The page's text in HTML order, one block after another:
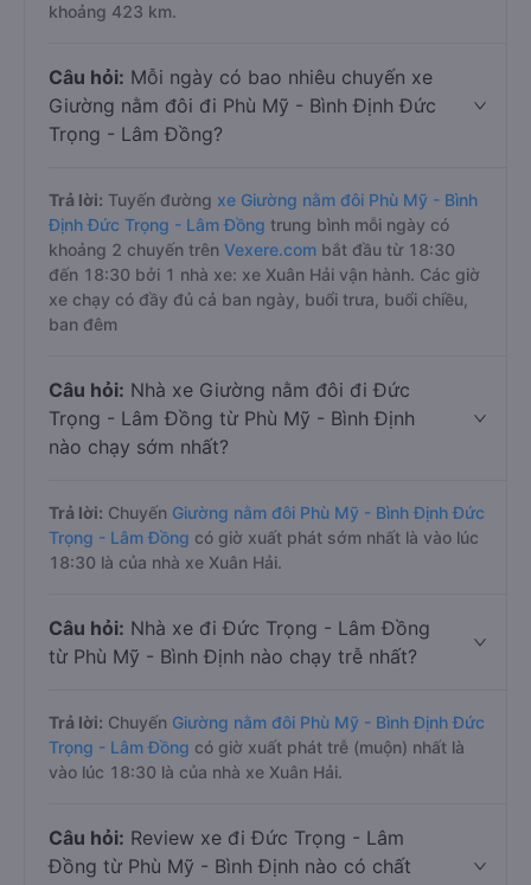
khoảng 423 km.
Câu hỏi: Mỗi ngày có bao nhiêu chuyến xe
Giường nằm đôi đi Phù Mỹ - Bình Định Đức
Trọng - Lâm Đồng?
Trả lời: Tuyến đường xe Giường nằm đôi Phù Mỹ - Bình
Định Đức Trọng - Lâm Đồng trung bình mỗi ngày có
khoảng 2 chuyến trên Vexere.com bắt đầu từ 18:30
đến 18:30 bởi 1 nhà xe: xe Xuân Hải vận hành. Các giờ
xe chạy có đầy đủ cả ban ngày, buổi trưa, buổi chiều,
ban đêm
Câu hỏi: Nhà xe Giường nằm đôi đi Đức
Trọng - Lâm Đồng từ Phù Mỹ - Bình Định
nào chạy sớm nhất?
Trả lời: Chuyến Giường nằm đôi Phù Mỹ - Bình Định Đức
Trọng - Lâm Đồng có giờ xuất phát sớm nhất là vào lúc
18:30 là của nhà xe Xuân Hải.
Câu hỏi: Nhà xe đi Đức Trọng - Lâm Đồng
từ Phù Mỹ - Bình Định nào chạy trễ nhất?
Trả lời: Chuyến Giường nằm đôi Phù Mỹ - Bình Định Đức
Trọng - Lâm Đồng có giờ xuất phát trễ (muộn) nhất là
vào lúc 18:30 là của nhà xe Xuân Hải.
Câu hỏi: Review xe đi Đức Trọng - Lâm
Đồng từ Phù Mỹ - Bình Định nào có chất